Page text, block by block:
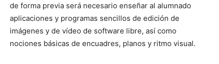
de forma previa será necesario enseñar al alumnado
aplicaciones y programas sencillos de edición de
imágenes y de vídeo de software libre, así como
nociones básicas de encuadres, planos y ritmo visual.